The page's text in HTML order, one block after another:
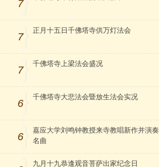
7
7
正月十五日千佛塔寺供万灯法会
7
千佛塔寺上梁法会盛况
6
千佛塔寺大悲法会暨放生法会实况
6
嘉应大学刘鸣钟教授来寺教唱新作并演奏
名曲
九月十九恭逢观音菩萨出家纪念日